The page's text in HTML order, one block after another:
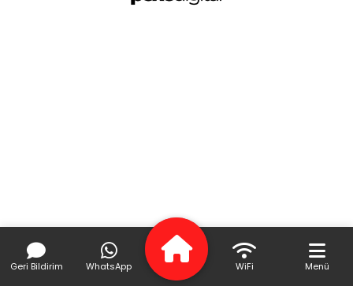
Geri Bildirim WhatsApp WiFi Menü